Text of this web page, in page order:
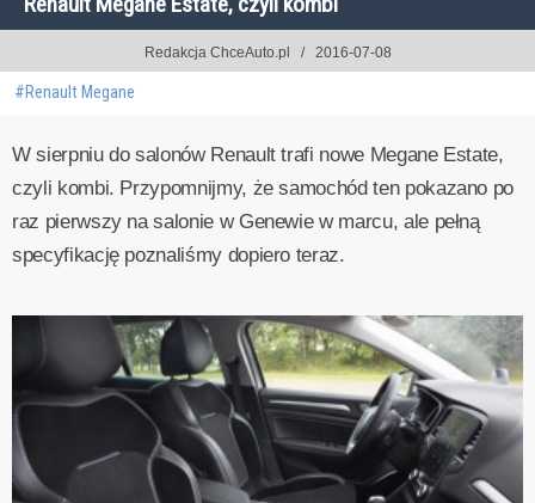
Redakcja ChceAuto.pl 2016-07-08
#Renault Megane
W sierpniu do salonów Renault trafi nowe Megane Estate,
czyli kombi. Przypomnijmy, że samochód ten pokazano po
raz pierwszy na salonie w Genewie w marcu, ale pełną
specyfikację poznaliśmy dopiero teraz.